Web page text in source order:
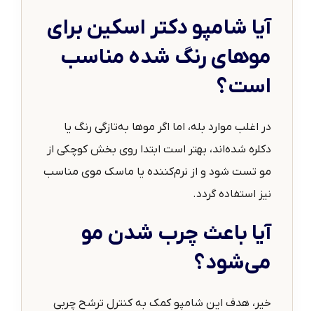
آیا شامپو دکتر اسکین برای
موهای رنگ شده مناسب
است؟
در اغلب موارد بله، اما اگر موها به‌تازگی رنگ یا
دکلره شده‌اند، بهتر است ابتدا روی بخش کوچکی از
مو تست شود و از نرم‌کننده یا ماسک موی مناسب
نیز استفاده گردد.
آیا باعث چرب شدن مو
می‌شود؟
خیر، هدف این شامپو کمک به کنترل ترشح چربی